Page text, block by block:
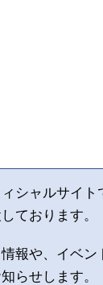
シャルサイト
ております。
報や、イベン
らせします。